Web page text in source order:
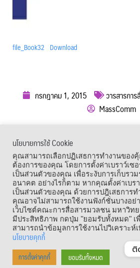
file_Book32 Download
กรกฎาคม 1, 2015
วารสารกา
MassComm
เมนูลัด
Copyright © 1964 – 2021 Faculty of Mass
นโยบายการใช้ Cookie
คุณสามารถเลือกปฏิเสธการทำงานของ
ต้องการของคุณ โดยการตั้งค่าเบราว์เซ
เป็นส่วนตัวของคุณ เพื่อระงับการเก็บรว
อนาคต อย่างไรก็ตาม หากคุณตั้งค่าเบร
เป็นส่วนตัวของคุณ ด้วยการปฎิเสธการ
คุณอาจไม่สามารถใช้งานฟังก์ชั่นบางอย่
เว็บไซต์คณะการสื่อสารมวลชน มหาวิทย
มีประสิทธิภาพ กดปุ่ม "ยอมรับทั้งหมด" เ
สามารถนำข้อมูลการใช้งานไปวิเคราะห์
นโยบายคุกกี้
การตั้งค่าคุกกี้ ยอมรับทั้งหมด
ติ